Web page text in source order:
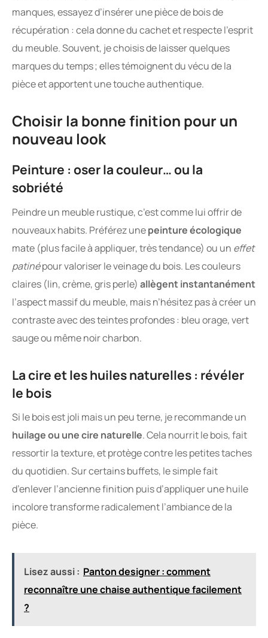
manques, essayez d’insérer une pièce de bois de
récupération : cela donne du cachet et respecte l’esprit
du meuble. Souvent, je choisis de laisser quelques
marques du temps ; elles témoignent du vécu de la
pièce et apportent une touche authentique.
Choisir la bonne finition pour un
nouveau look
Peinture : oser la couleur… ou la
sobriété
Peindre un meuble rustique, c’est comme lui offrir de
nouveaux habits. Préférez unepeinture écologique
mate (plus facile à appliquer, très tendance) ou un effet
patinépour valoriser le veinage du bois. Les couleurs
claires (lin, crème, gris perle) allègent instantanément
l’aspect massif du meuble, mais n’hésitez pas à créer un
contraste avec des teintes profondes : bleu orage, vert
sauge ou même noir charbon.
La cire et les huiles naturelles : révéler
le bois
Si le bois est joli mais un peu terne, je recommande un
huilage ou une cire naturelle. Cela nourrit le bois, fait
ressortir la texture, et protège contre les petites taches
du quotidien. Sur certains buffets, le simple fait
d’enlever l’ancienne finition puis d’appliquer une huile
incolore transforme radicalement l’ambiance de la
pièce.
Lisez aussi : Panton designer : comment
reconnaître une chaise authentique facilement
?